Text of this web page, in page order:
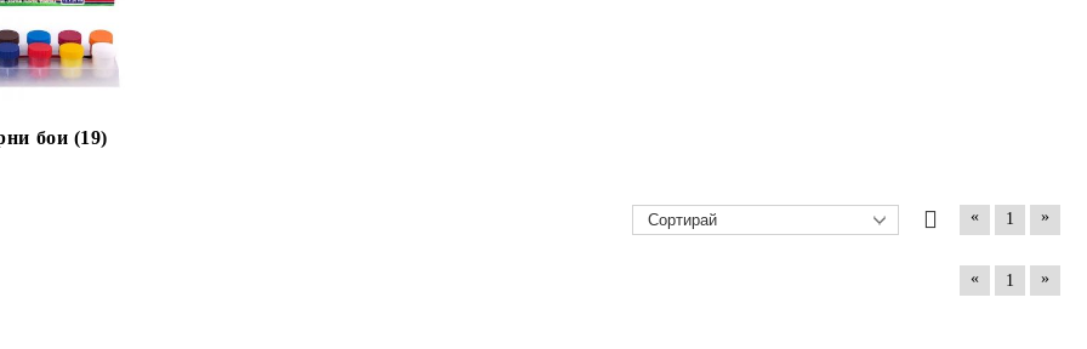
бои (19)
« 1 »
« 1 »